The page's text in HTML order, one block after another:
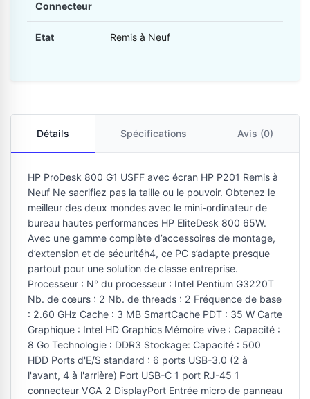
Connecteur
Etat Remis à Neuf
Détails Spécifications Avis (0)
HP ProDesk 800 G1 USFF avec écran HP P201 Remis à
Neuf Ne sacrifiez pas la taille ou le pouvoir. Obtenez le
meilleur des deux mondes avec le mini-ordinateur de
bureau hautes performances HP EliteDesk 800 65W.
Avec une gamme complète d’accessoires de montage,
d’extension et de sécuritéh4, ce PC s’adapte presque
partout pour une solution de classe entreprise.
Processeur : N° du processeur : Intel Pentium G3220T
Nb. de cœurs : 2 Nb. de threads : 2 Fréquence de base
: 2.60 GHz Cache : 3 MB SmartCache PDT : 35 W Carte
Graphique : Intel HD Graphics Mémoire vive : Capacité :
8 Go Technologie : DDR3 Stockage: Capacité : 500
HDD Ports d'E/S standard : 6 ports USB-3.0 (2 à
l'avant, 4 à l'arrière) Port USB-C 1 port RJ-45 1
connecteur VGA 2 DisplayPort Entrée micro de panneau